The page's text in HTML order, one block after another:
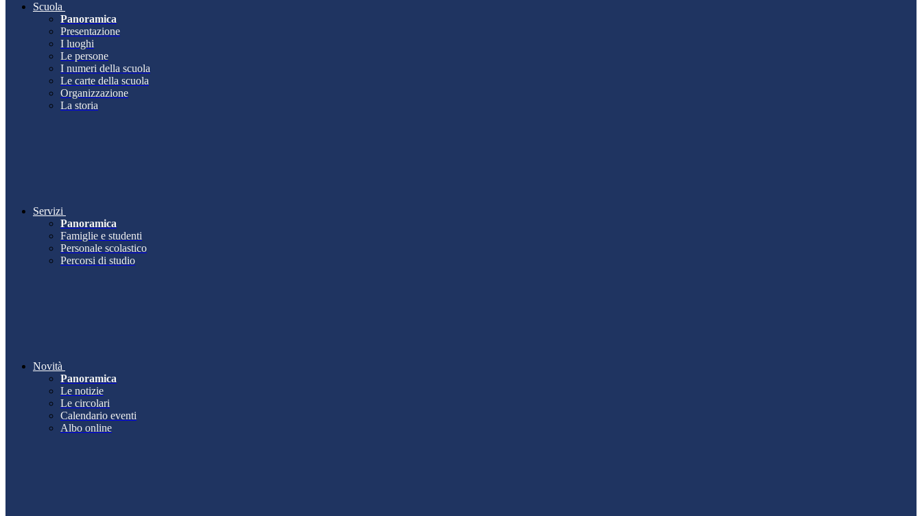
Scuola
Panoramica
Presentazione
I luoghi
Le persone
I numeri della scuola
Le carte della scuola
Organizzazione
La storia
Servizi
Panoramica
Famiglie e studenti
Personale scolastico
Percorsi di studio
Novità
Panoramica
Le notizie
Le circolari
Calendario eventi
Albo online